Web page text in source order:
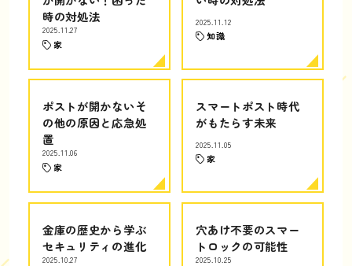
時の対処法
2025.11.27
家
2025.11.12
知識
ポストが開かないそ
の他の原因と応急処
置
2025.11.06
家
スマートポスト時代
がもたらす未来
2025.11.05
家
金庫の歴史から学ぶ
セキュリティの進化
2025.10.27
穴あけ不要のスマー
トロックの可能性
2025.10.25